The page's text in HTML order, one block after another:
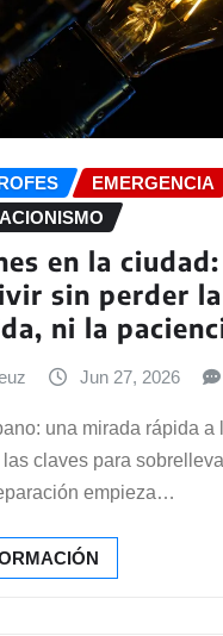
EMERGENCIA
en la
sin perder
ni la
Jun 27, 2026
una mirada rápida a
claves para
empieza…